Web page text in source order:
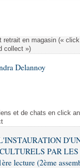
retrait en magasin («
collect »)
Delannoy
et de chats en click
PAR LES
lecture (2ème